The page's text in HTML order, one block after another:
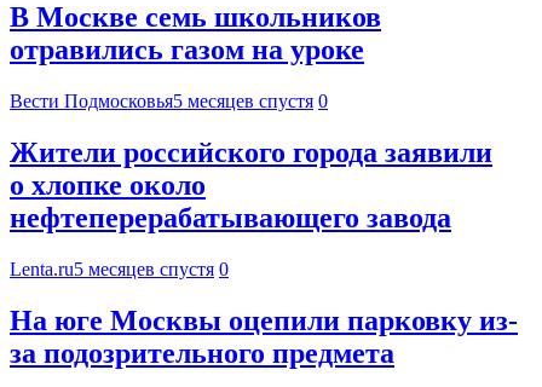
В Москве семь школьников
отравились газом на уроке
Вести Подмосковья5 месяцев спустя 0
Жители российского города заявили
о хлопке около
нефтеперерабатывающего завода
Lenta.ru5 месяцев спустя 0
На юге Москвы оцепили парковку из-
за подозрительного предмета